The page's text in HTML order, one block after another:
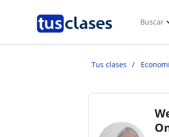
Buscar
Tus clases